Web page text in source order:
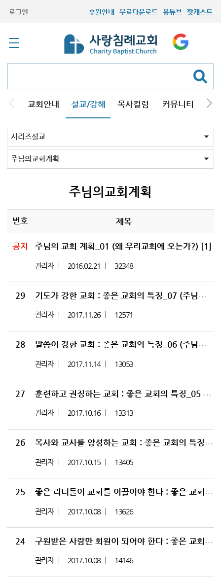
로그인 후원안내 무료다운로드 유튜브 팟캐스트
교회안내 설교/강해 목사컬럼 커뮤니티 기
주일설교
성경강해
시리즈설교
기타방송
시리즈설교 전체
구원
결혼
교회의믿음
그리스도인
성막
조직신학
설교와설교자
성경바로보기
성경Q&A
킹제임스성경
재림의 징조
창조진화
천주교
주님의교회계획
주님의교회계획
번호 제목
공지 주님의 교회 계획_01 (왜 우리교회에 오는가?) [1]
관리자 2016.02.21 32348
29 기도가 강한 교회 : 좋은 교회의 특징_07 (주님의 교회 계획 29)
관리자 2017.11.26 12571
28 말씀이 강한 교회 : 좋은 교회의 특징_06 (주님의 교회 계획 28)
관리자 2017.11.14 13053
27 훈련하고 권징하는 교회 : 좋은 교회의 특징_05 (주님의 교회 계획 27) |
관리자 2017.10.16 13313
26 목사와 교사를 양성하는 교회 : 좋은 교회의 특징_04 (주님의 교회 계획 26)
관리자 2017.10.15 13405
25 좋은 리더들이 교회를 이끌어야 한다 : 좋은 교회의 특징_03 (주님의 교회 계획 25)
관리자 2017.10.08 13626
24 구원받은 사람만 회원이 되어야 한다 : 좋은 교회의 특징_02 (주님의 교회 계획 24)
관리자 2017.10.08 14146